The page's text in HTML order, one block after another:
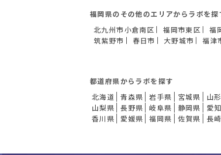
福岡県のその他のエリアからラボを探
北九州市小倉南区
福岡市東区
福
筑紫野市
春日市 大野城市 福津
都道府県からラボを探す
北海道
青森県 岩手県 宮城県
山
山梨県
長野県 岐阜県 静岡県
愛
香川県
愛媛県 福岡県 佐賀県 長